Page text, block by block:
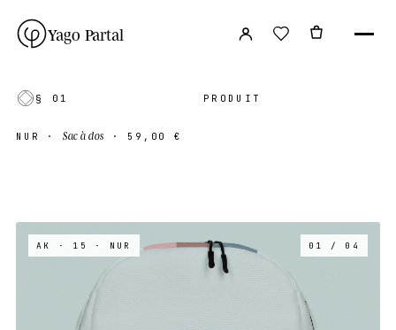
Yago Partal
§ 01 PRODUIT
NUR · Sac à dos · 59,00 €
AK · 15 · NUR 01 / 04